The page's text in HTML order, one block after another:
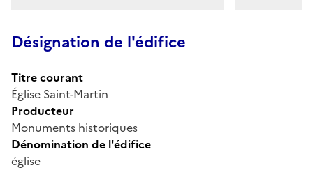
Désignation de l'édifice
Titre courant
Église Saint-Martin
Producteur
Monuments historiques
Dénomination de l'édifice
église